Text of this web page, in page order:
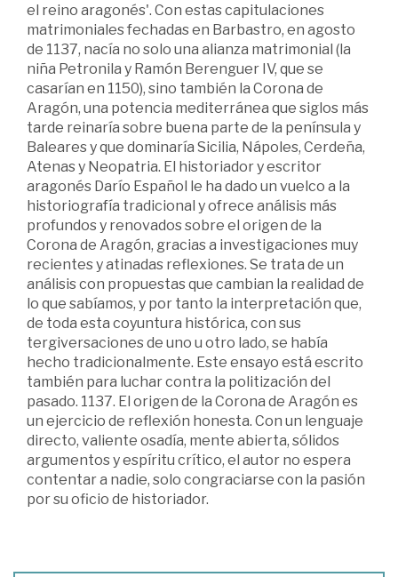
el reino aragonés'. Con estas capitulaciones
matrimoniales fechadas en Barbastro, en agosto
de 1137, nacía no solo una alianza matrimonial (la
niña Petronila y Ramón Berenguer IV, que se
casarían en 1150), sino también la Corona de
Aragón, una potencia mediterránea que siglos más
tarde reinaría sobre buena parte de la península y
Baleares y que dominaría Sicilia, Nápoles, Cerdeña,
Atenas y Neopatria. El historiador y escritor
aragonés Darío Español le ha dado un vuelco a la
historiografía tradicional y ofrece análisis más
profundos y renovados sobre el origen de la
Corona de Aragón, gracias a investigaciones muy
recientes y atinadas reflexiones. Se trata de un
análisis con propuestas que cambian la realidad de
lo que sabíamos, y por tanto la interpretación que,
de toda esta coyuntura histórica, con sus
tergiversaciones de uno u otro lado, se había
hecho tradicionalmente. Este ensayo está escrito
también para luchar contra la politización del
pasado. 1137. El origen de la Corona de Aragón es
un ejercicio de reflexión honesta. Con un lenguaje
directo, valiente osadía, mente abierta, sólidos
argumentos y espíritu crítico, el autor no espera
contentar a nadie, solo congraciarse con la pasión
por su oficio de historiador.